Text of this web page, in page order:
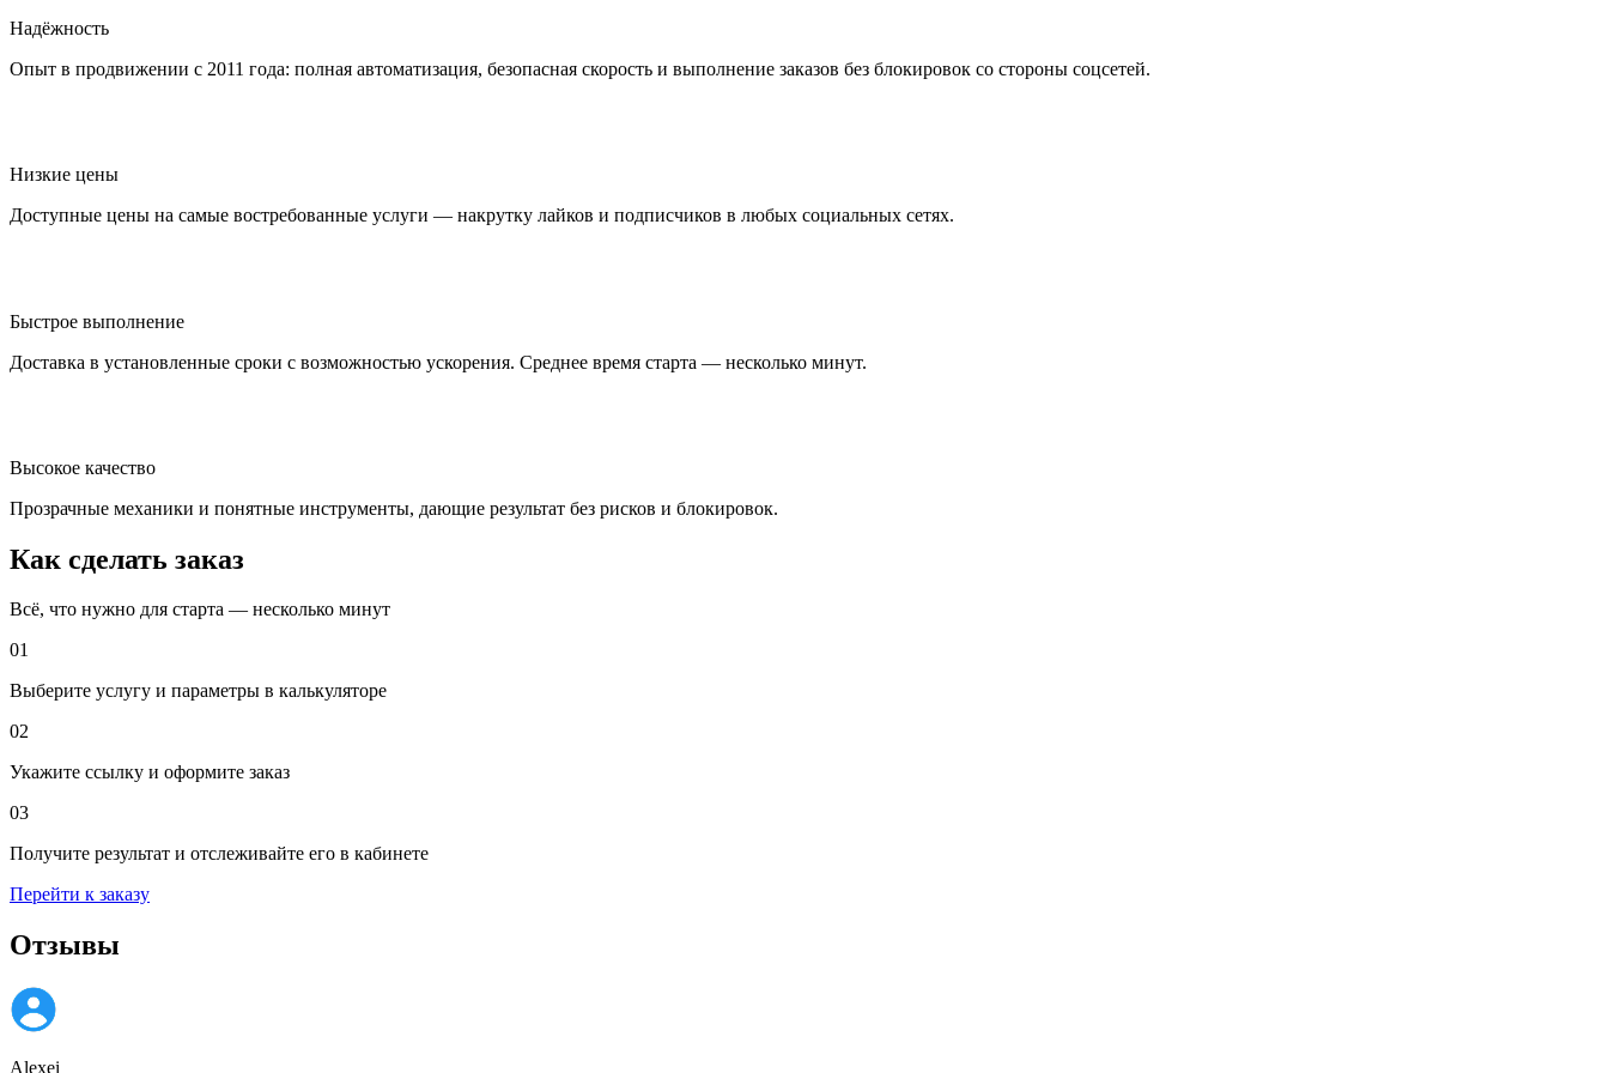
Надёжность
Опыт в продвижении с 2011 года: полная автоматизация, безопасная скорость и выполнение заказов без блокировок со стороны соцсетей.
Низкие цены
Доступные цены на самые востребованные услуги — накрутку лайков и подписчиков в любых социальных сетях.
Быстрое выполнение
Доставка в установленные сроки с возможностью ускорения. Среднее время старта — несколько минут.
Высокое качество
Прозрачные механики и понятные инструменты, дающие результат без рисков и блокировок.
Как сделать заказ
Всё, что нужно для старта — несколько минут
01
Выберите услугу и параметры в калькуляторе
02
Укажите ссылку и оформите заказ
03
Получите результат и отслеживайте его в кабинете
Перейти к заказу
Отзывы
Alexei